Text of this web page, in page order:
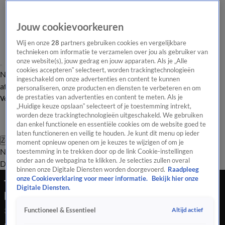
Nieuws van de DagOpinie van de Dag Onze categorieën Laatste
afleveringVideo's Nieuws van de Dag Podcast
Volg Nieuws van de Dag
Zoeken
Nieuws van de DagOpinie van de
Dag
Video'sUitzendingen PodcastPanelContact
Toppers pakken uit met hun twintigjarige
bestaan
30 mei 2025, 19:04
Jouw cookievoorkeuren
Wij en onze28 partners gebruiken cookies en vergelijkbare
technieken om informatie te verzamelen over jou als gebruiker van
onze website(s), jouw gedrag en jouw apparaten. Als je „Alle
cookies accepteren” selecteert, worden trackingtechnologieën
ingeschakeld om onze advertenties en content te kunnen
personaliseren, onze producten en diensten te verbeteren en om
de prestaties van advertenties en content te meten. Als je
„Huidige keuze opslaan” selecteert of je toestemming intrekt,
worden deze trackingtechnologieën uitgeschakeld. We gebruiken
dan enkel functionele en essentiële cookies om de website goed te
laten functioneren en veilig te houden. Je kunt dit menu op ieder
moment opnieuw openen om je keuzes te wijzigen of om je
toestemming in te trekken door op de link Cookie-instellingen
onder aan de webpagina te klikken. Je selecties zullen overal
binnen onze Digitale Diensten worden doorgevoerd. Raadpleeg
onze Cookieverklaring voor meer informatie.
Bekijk hier onze
Digitale Diensten.
Functioneel & Essentieel Altijd actief